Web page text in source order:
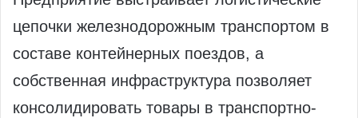
цепочки железнодорожным транспортом в
составе контейнерных поездов, а
собственная инфраструктура позволяет
консолидировать товары в транспортно-